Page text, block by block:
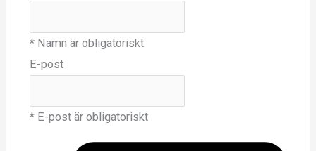
* Namn är obligatoriskt
E-post
* E-post är obligatoriskt